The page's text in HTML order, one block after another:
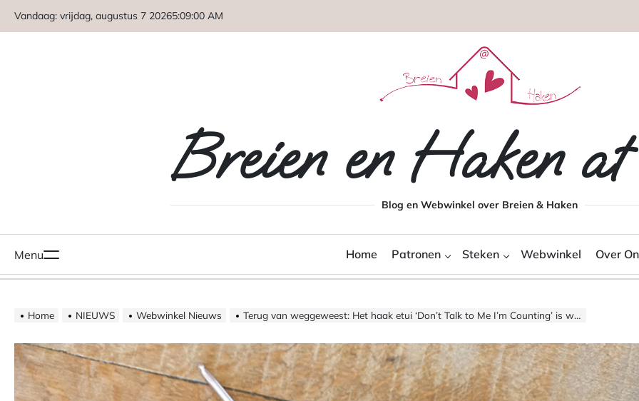
Vandaag: vrijdag, augustus 7 20265:09:01 AM
Breien en Haken
Blog en Webwinkel over Breien & Haken
Menu Home Patronen Steken Webwinkel Over
Home NIEUWS Webwinkel Nieuws Terug van weggeweest: Het haak etui ‘Don’t Talk to Me I’m Counting’ is weer op voorraad!